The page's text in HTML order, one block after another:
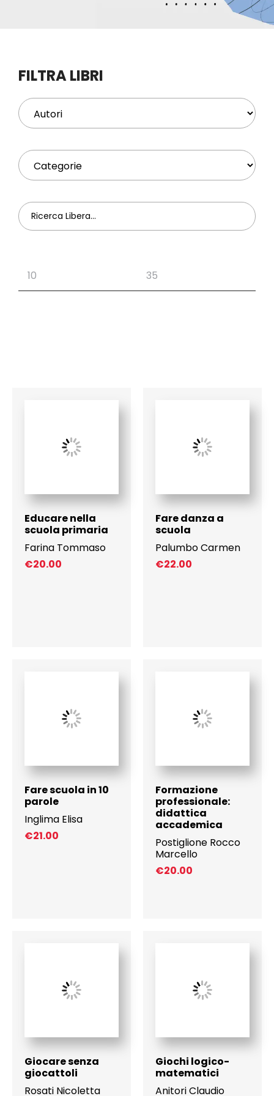
Eventi
Profilo
FILTRA LIBRI
Educare nella
scuola primaria
Farina Tommaso
€20.00
Fare danza a
scuola
Palumbo Carmen
€22.00
Fare scuola in 10
parole
Inglima Elisa
€21.00
Formazione
professionale:
didattica
accademica
Postiglione Rocco
Marcello
€20.00
Giocare senza
giocattoli
Rosati Nicoletta
Giochi logico-
matematici
Anitori Claudio